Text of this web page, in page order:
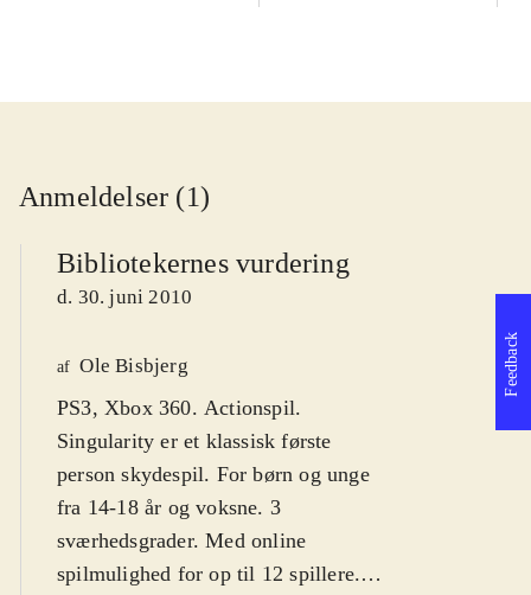
Anmeldelser (1)
Bibliotekernes vurdering
d. 30. juni 2010
af Ole Bisbjerg
PS3, Xbox 360. Actionspil.
Singularity er et klassisk første
person skydespil. For børn og unge
fra 14-18 år og voksne. 3
sværhedsgrader. Med online
spilmulighed for op til 12 spillere.
Feedback